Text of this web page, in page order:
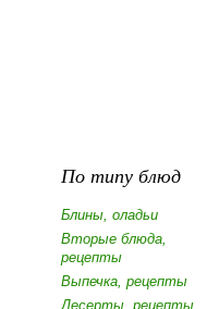
По типу блюд
Блины, оладьи
Вторые блюда,
рецепты
Выпечка, рецепты
Десерты, рецепты